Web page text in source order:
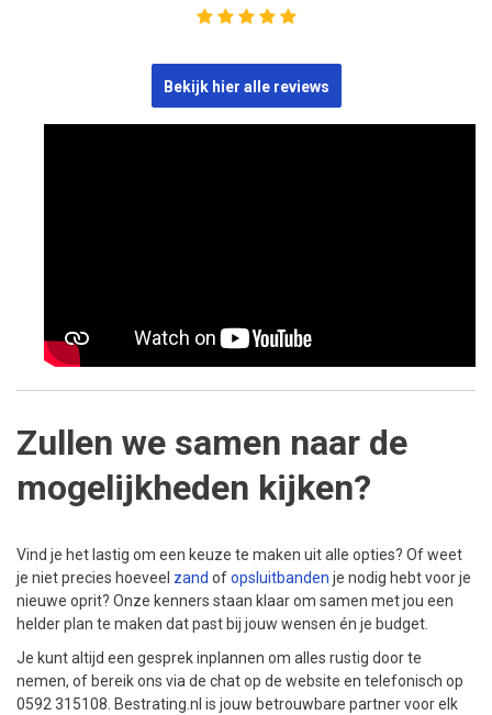
Bekijk hier alle reviews
Zullen we samen naar de
mogelijkheden kijken?
Vind je het lastig om een keuze te maken uit alle opties? Of weet
je niet precies hoeveel zand ofopsluitbanden je nodig hebt voor je
nieuwe oprit? Onze kenners staan klaar om samen met jou een
helder plan te maken dat past bij jouw wensen én je budget.
Je kunt altijd een gesprek inplannen om alles rustig door te
nemen, of bereik ons via de chat op de website en telefonisch op
0592 315108. Bestrating.nl is jouw betrouwbare partner voor elk